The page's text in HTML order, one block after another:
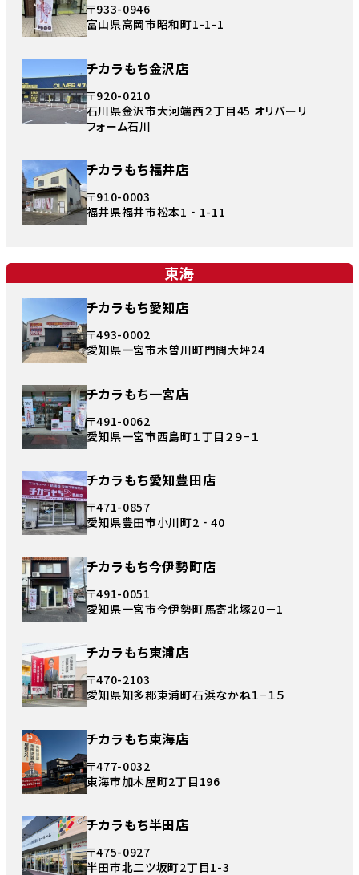
〒933-0946
富山県高岡市昭和町1-1-1
チカラもち金沢店
〒920-0210
石川県金沢市大河端西２丁目45 オリバーリ
フォーム石川
チカラもち福井店
〒910-0003
福井県福井市松本1‐1-11
東海
チカラもち愛知店
〒493-0002
愛知県一宮市木曽川町門間大坪24
チカラもち一宮店
〒491-0062
愛知県一宮市西島町１丁目２９−１
チカラもち愛知豊田店
〒471-0857
愛知県豊田市小川町2‐40
チカラもち今伊勢町店
〒491-0051
愛知県一宮市今伊勢町馬寄北塚20－1
チカラもち東浦店
〒470-2103
愛知県知多郡東浦町石浜なかね１−１５
チカラもち東海店
〒477-0032
東海市加木屋町2丁目196
チカラもち半田店
〒475-0927
半田市北二ツ坂町2丁目1-3